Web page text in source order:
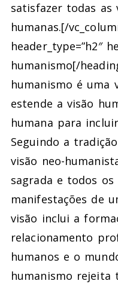
satisfazer todas as
humanas.[/
header_type=”h2″
humanismo[/
humanismo é uma
estende a visão
humana para
Seguindo a
visão neo-
sagrada e todos os
manifestações de
visão inclui a
relacionamento
humanos e o
humanismo rejeita